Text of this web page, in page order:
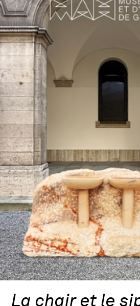
La chair et le